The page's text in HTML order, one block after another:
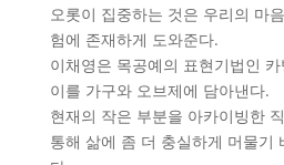
오롯이 집중하는 것은 우리의 마
험에 존재하게 도와준다.
이채영은 목공예의 표현기법인
이를 가구와 오브제에 담아낸다.
현재의 작은 부분을 아카이빙한
통해 삶에 좀 더 충실하게 머물기